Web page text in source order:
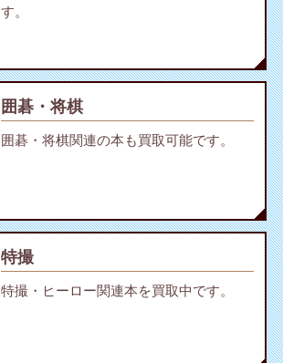
す。
囲碁・将棋
囲碁・将棋関連の本も買取可能です。
特撮
特撮・ヒーロー関連本を買取中です。